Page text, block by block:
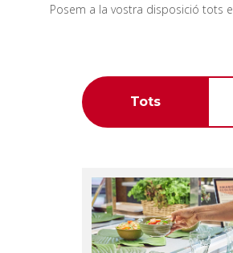
Posem a la vostra disposició tots
Tots